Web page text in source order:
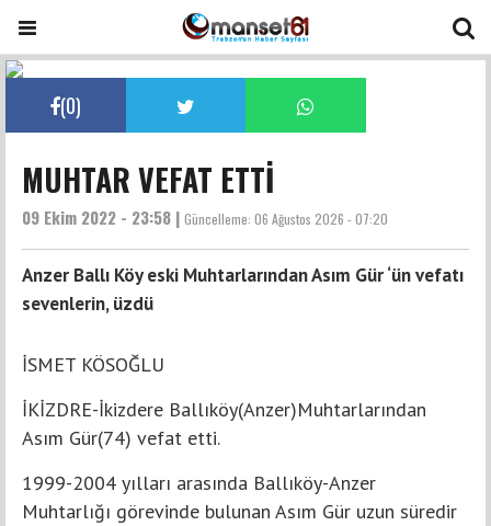
(0)
MUHTAR VEFAT ETTİ
09 Ekim 2022 - 23:58 | Güncelleme: 06 Ağustos 2026 - 07:20
Anzer Ballı Köy eski Muhtarlarından Asım Gür ‘ün vefatı
sevenlerin, üzdü
İSMET KÖSOĞLU
İKİZDRE-İkizdere Ballıköy(Anzer)Muhtarlarından
Asım Gür(74) vefat etti.
1999-2004 yılları arasında Ballıköy-Anzer
Muhtarlığı görevinde bulunan Asım Gür uzun süredir